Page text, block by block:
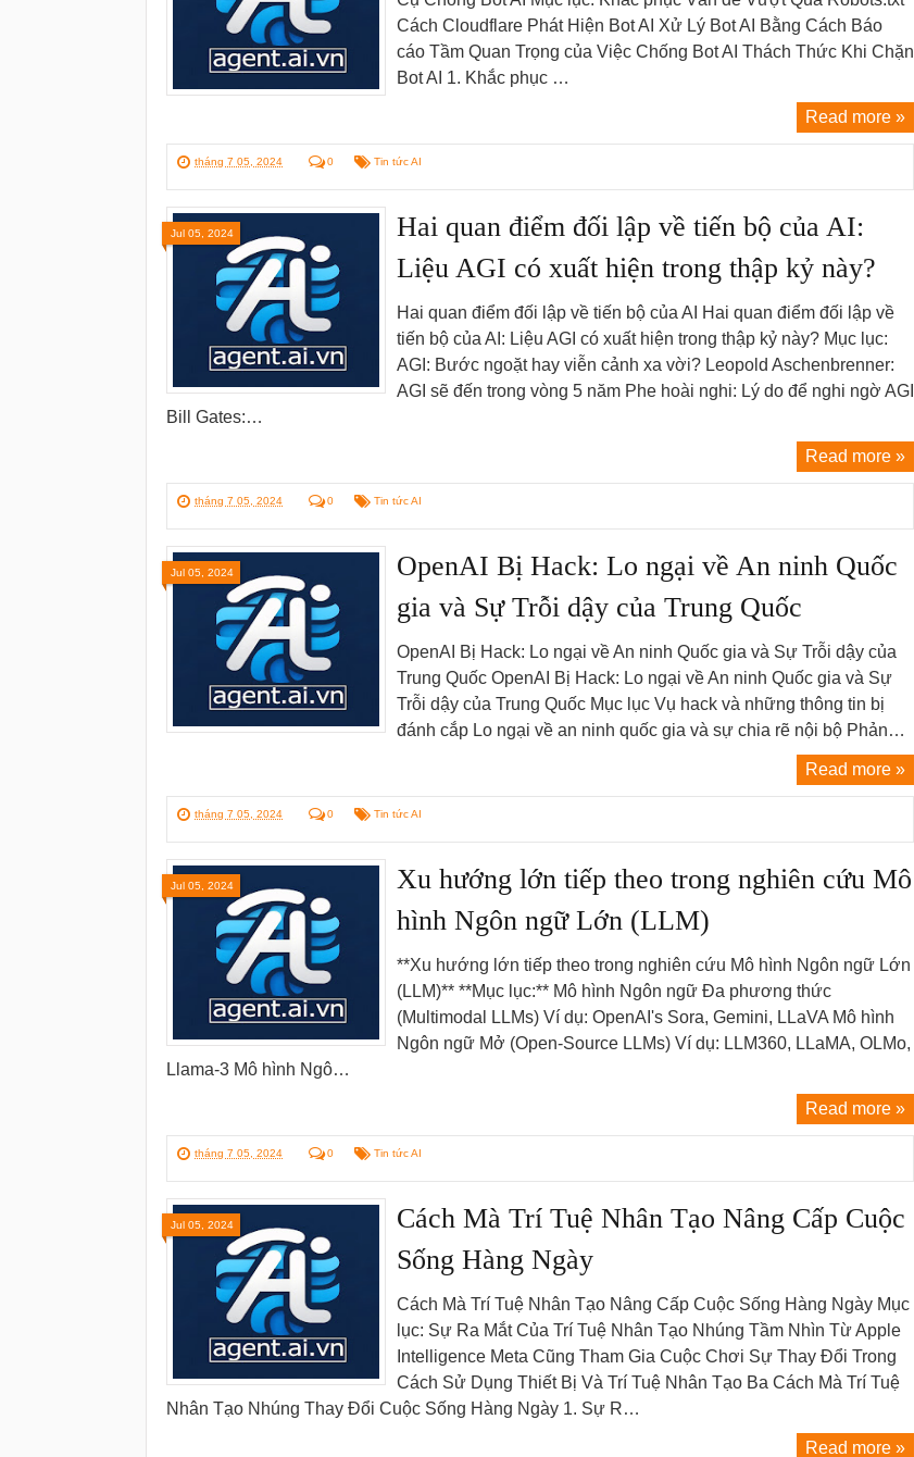
Cách Cloudflare Phát Hiện Bot AI Xử Lý Bot AI Bằng Cách Báo
cáo Tầm Quan Trọng của Việc Chống Bot AI Thách Thức Khi Chặn
Bot AI 1. Khắc phục …
Read more »
tháng 7 05, 2024 0 Tin tức AI
Hai quan điểm đối lập về tiến bộ của AI:
Liệu AGI có xuất hiện trong thập kỷ này?
Hai quan điểm đối lập về tiến bộ của AI Hai quan điểm đối lập về
tiến bộ của AI: Liệu AGI có xuất hiện trong thập kỷ này? Mục lục:
AGI: Bước ngoặt hay viễn cảnh xa vời? Leopold Aschenbrenner:
AGI sẽ đến trong vòng 5 năm Phe hoài nghi: Lý do để nghi ngờ AGI
Bill Gates:…
Read more »
tháng 7 05, 2024 0 Tin tức AI
Jul 05, 2024
OpenAI Bị Hack: Lo ngại về An ninh Quốc
gia và Sự Trỗi dậy của Trung Quốc
OpenAI Bị Hack: Lo ngại về An ninh Quốc gia và Sự Trỗi dậy của
Trung Quốc OpenAI Bị Hack: Lo ngại về An ninh Quốc gia và Sự
Trỗi dậy của Trung Quốc Mục lục Vụ hack và những thông tin bị
đánh cắp Lo ngại về an ninh quốc gia và sự chia rẽ nội bộ Phản…
Read more »
tháng 7 05, 2024 0 Tin tức AI
Jul 05, 2024
Xu hướng lớn tiếp theo trong nghiên cứu Mô
hình Ngôn ngữ Lớn (LLM)
**Xu hướng lớn tiếp theo trong nghiên cứu Mô hình Ngôn ngữ Lớn
(LLM)** **Mục lục:** Mô hình Ngôn ngữ Đa phương thức
(Multimodal LLMs) Ví dụ: OpenAI's Sora, Gemini, LLaVA Mô hình
Ngôn ngữ Mở (Open-Source LLMs) Ví dụ: LLM360, LLaMA, OLMo,
Llama-3 Mô hình Ngô…
Read more »
tháng 7 05, 2024 0 Tin tức AI
Jul 05, 2024
Cách Mà Trí Tuệ Nhân Tạo Nâng Cấp Cuộc
Sống Hàng Ngày
Cách Mà Trí Tuệ Nhân Tạo Nâng Cấp Cuộc Sống Hàng Ngày Mục
lục: Sự Ra Mắt Của Trí Tuệ Nhân Tạo Nhúng Tầm Nhìn Từ Apple
Intelligence Meta Cũng Tham Gia Cuộc Chơi Sự Thay Đổi Trong
Cách Sử Dụng Thiết Bị Và Trí Tuệ Nhân Tạo Ba Cách Mà Trí Tuệ
Nhân Tạo Nhúng Thay Đổi Cuộc Sống Hàng Ngày 1. Sự R…
Read more »
Jul 05, 2024